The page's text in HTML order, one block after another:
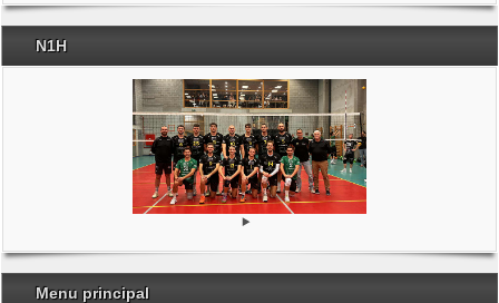
Les stages
Documents
N1H
Menu principal